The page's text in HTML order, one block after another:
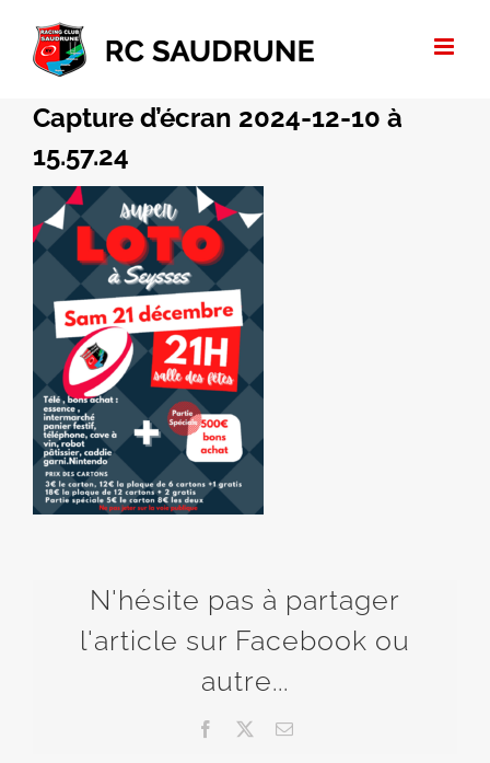
Passer
contenu
Capture d’écran 2024-12-10 à
15.57.24
N'hésite pas à partager
l'article sur Facebook ou
autre...
Facebook Email